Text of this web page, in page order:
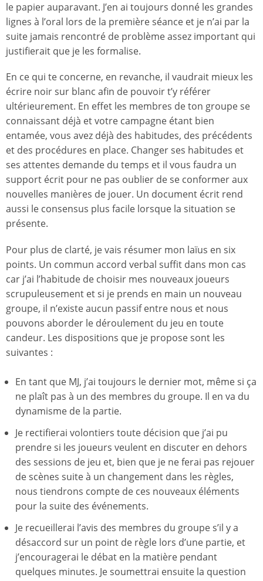
le papier auparavant. J’en ai toujours donné les grandes
lignes à l’oral lors de la première séance et je n’ai par la
suite jamais rencontré de problème assez important qui
justifierait que je les formalise.
En ce qui te concerne, en revanche, il vaudrait mieux les
écrire noir sur blanc afin de pouvoir t’y référer
ultérieurement. En effet les membres de ton groupe se
connaissant déjà et votre campagne étant bien
entamée, vous avez déjà des habitudes, des précédents
et des procédures en place. Changer ses habitudes et
ses attentes demande du temps et il vous faudra un
support écrit pour ne pas oublier de se conformer aux
nouvelles manières de jouer. Un document écrit rend
aussi le consensus plus facile lorsque la situation se
présente.
Pour plus de clarté, je vais résumer mon laïus en six
points. Un commun accord verbal suffit dans mon cas
car j’ai l’habitude de choisir mes nouveaux joueurs
scrupuleusement et si je prends en main un nouveau
groupe, il n’existe aucun passif entre nous et nous
pouvons aborder le déroulement du jeu en toute
candeur. Les dispositions que je propose sont les
suivantes :
En tant que MJ, j’ai toujours le dernier mot, même si ça
ne plaît pas à un des membres du groupe. Il en va du
dynamisme de la partie.
Je rectifierai volontiers toute décision que j’ai pu
prendre si les joueurs veulent en discuter en dehors
des sessions de jeu et, bien que je ne ferai pas rejouer
de scènes suite à un changement dans les règles,
nous tiendrons compte de ces nouveaux éléments
pour la suite des événements.
Je recueillerai l’avis des membres du groupe s’il y a
désaccord sur un point de règle lors d’une partie, et
j’encouragerai le débat en la matière pendant
quelques minutes. Je soumettrai ensuite la question